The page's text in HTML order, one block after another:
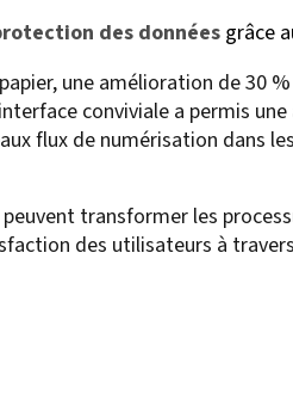
des données grâce
une amélioration de 30
conviviale a permis
flux de numérisation dans
transformer les
des utilisateurs à